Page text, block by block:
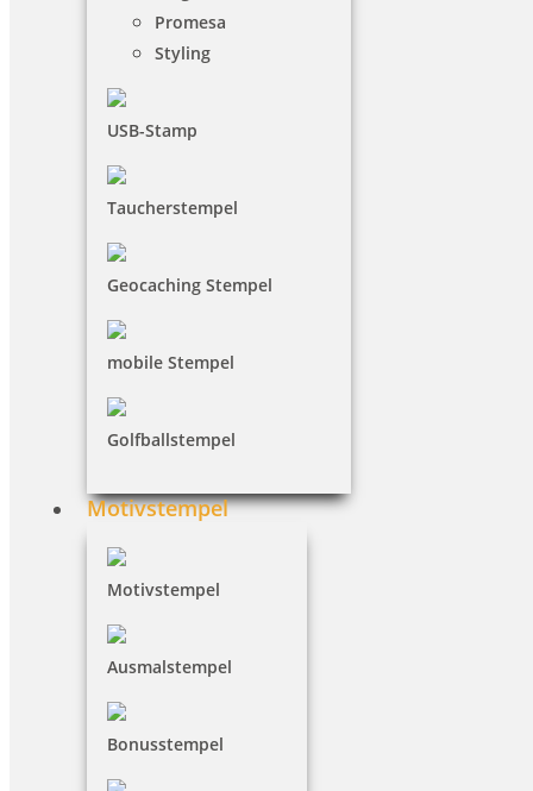
Promesa
Styling
USB-Stamp
Taucherstempel
Geocaching Stempel
mobile Stempel
Golfballstempel
Motivstempel
Motivstempel
Ausmalstempel
Bonusstempel